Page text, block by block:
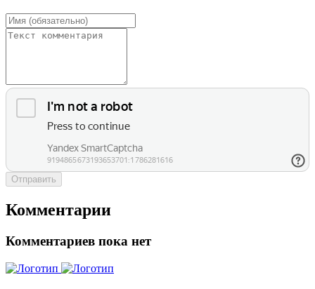
Отправить
Комментарии
Комментариев пока нет